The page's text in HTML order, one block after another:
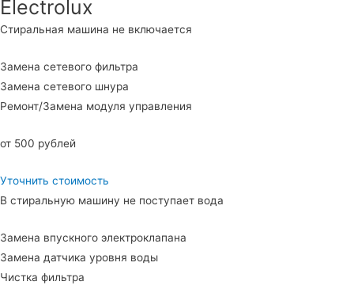
Electrolux
Стиральная машина не включается
Замена сетевого фильтра
Замена сетевого шнура
Ремонт/Замена модуля управления
от 500 рублей
Уточнить стоимость
В стиральную машину не поступает вода
Замена впускного электроклапана
Замена датчика уровня воды
Чистка фильтра